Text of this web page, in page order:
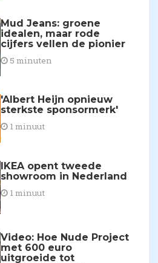
Mud Jeans: groene
idealen, maar rode
cijfers vellen de pionier
5 minuten
'Albert Heijn opnieuw
sterkste sponsormerk'
1 minuut
IKEA opent tweede
showroom in Nederland
1 minuut
Video: Hoe Nude Project
met 600 euro
uitgroeide tot